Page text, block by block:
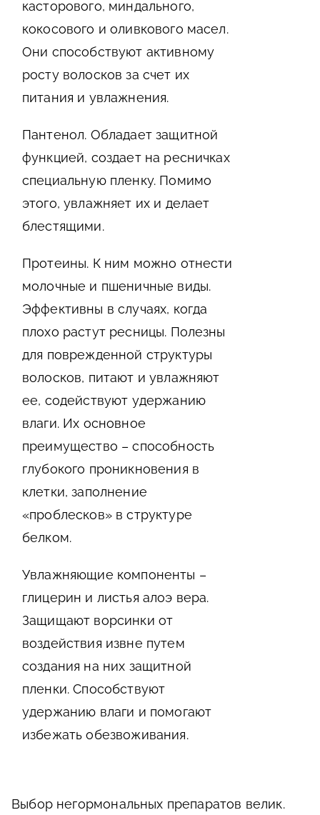
касторового, миндального,
кокосового и оливкового масел.
Они способствуют активному
росту волосков за счет их
питания и увлажнения.
Пантенол. Обладает защитной
функцией, создает на ресничках
специальную пленку. Помимо
этого, увлажняет их и делает
блестящими.
Протеины. К ним можно отнести
молочные и пшеничные виды.
Эффективны в случаях, когда
плохо растут ресницы. Полезны
для поврежденной структуры
волосков, питают и увлажняют
ее, содействуют удержанию
влаги. Их основное
преимущество – способность
глубокого проникновения в
клетки, заполнение
«проблесков» в структуре
белком.
Увлажняющие компоненты –
глицерин и листья алоэ вера.
Защищают ворсинки от
воздействия извне путем
создания на них защитной
пленки. Способствуют
удержанию влаги и помогают
избежать обезвоживания.
Выбор негормональных препаратов велик.